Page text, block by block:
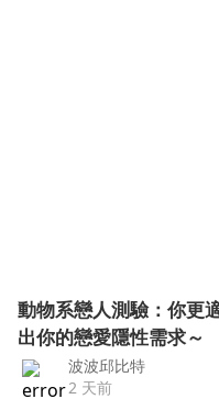
動物系戀人測驗：你更
出你的戀愛隱性需求～
波波邱比特
2 天前